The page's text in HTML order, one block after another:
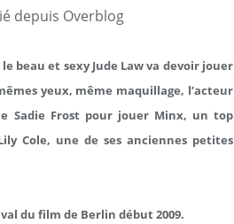
depuis Overblog
le beau et sexy Jude Law va devoir jouer
yeux, même maquillage, l’acteur
Sadie Frost pour jouer Minx, un top
Cole, une de ses anciennes petites
du film de Berlin début 2009.